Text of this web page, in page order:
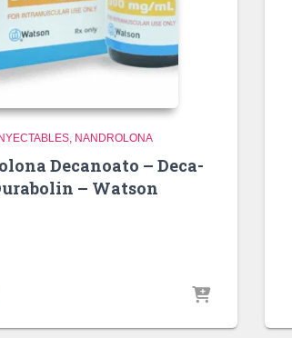
INYECTABLES NANDROLONA
Decanoato – Deca-
– Watson